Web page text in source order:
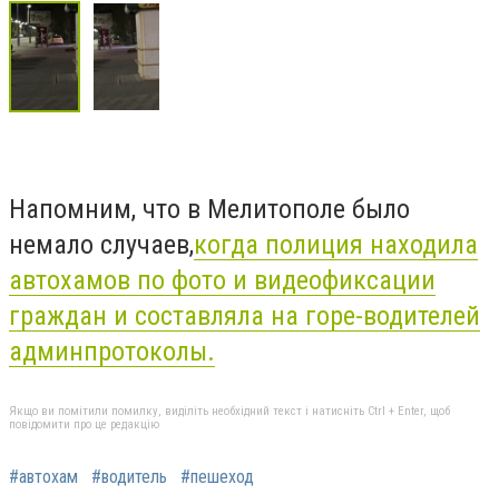
Напомним, что в Мелитополе было
немало случаев,когда полиция находила
автохамов по фото и видеофиксации
граждан и составляла на горе-водителей
админпротоколы.
Якщо ви помітили помилку, виділіть необхідний текст і натисніть Ctrl + Enter, щоб
повідомити про це редакцію
#автохам #водитель #пешеход